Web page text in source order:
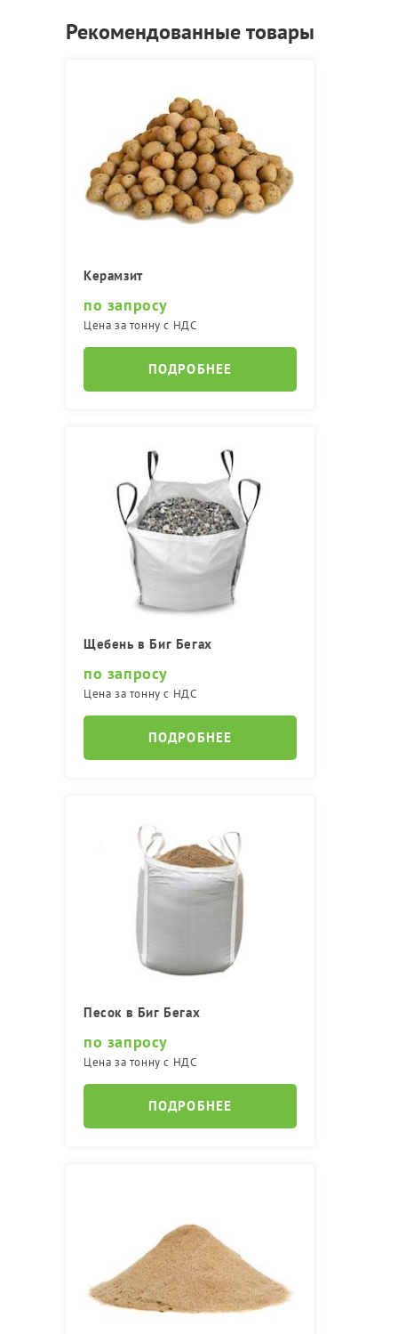
Рекомендованные товары
Керамзит
по запросу
Цена за тонну с НДС
ПОДРОБНЕЕ
Щебень в Биг Бегах
по запросу
Цена за тонну с НДС
ПОДРОБНЕЕ
Песок в Биг Бегах
по запросу
Цена за тонну с НДС
ПОДРОБНЕЕ